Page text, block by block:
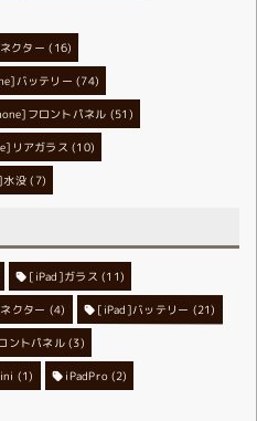
クター (16)
バッテリー (74)
フロントパネル (51)
リアガラス (10)
没 (7)
[iPad]ガラス (11)
クター (4) [iPad]バッテリー (21)
ントパネル(3)
(1) iPadPro(2)